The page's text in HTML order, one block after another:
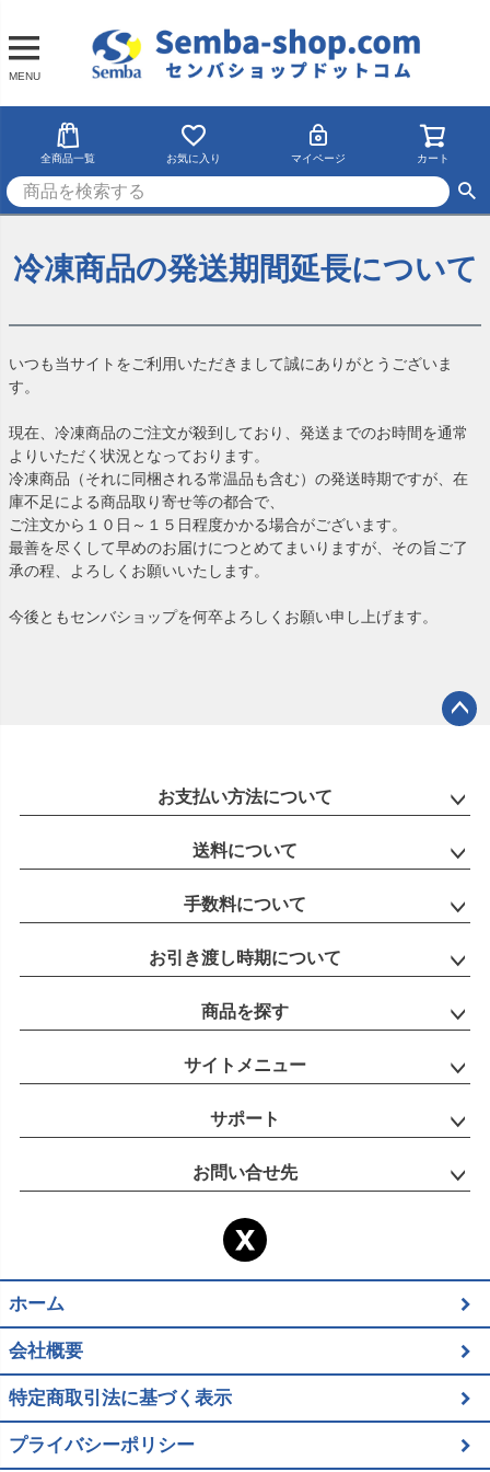
MENU
全商品一覧 お気に入り マイページ カート
冷凍商品の発送期間延長について
いつも当サイトをご利用いただきまして誠にありがとうございま
す。
現在、冷凍商品のご注文が殺到しており、発送までのお時間を通常
よりいただく状況となっております。
冷凍商品（それに同梱される常温品も含む）の発送時期ですが、在
庫不足による商品取り寄せ等の都合で、
ご注文から１０日～１５日程度かかる場合がございます。
最善を尽くして早めのお届けにつとめてまいりますが、その旨ご了
承の程、よろしくお願いいたします。
今後ともセンバショップを何卒よろしくお願い申し上げます。
へ
お支払い方法について
送料について
手数料について
お引き渡し時期について
商品を探す
サイトメニュー
サポート
お問い合せ先
ホーム
会社概要
特定商取引法に基づく表示
プライバシーポリシー